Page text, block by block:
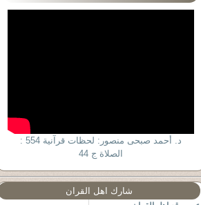
د. أحمد صبحى منصور: لحظات قرآنية 554 :
الصلاة ج 44
شارك اهل القران